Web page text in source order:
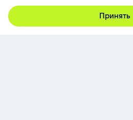
демо-доступ
Принять